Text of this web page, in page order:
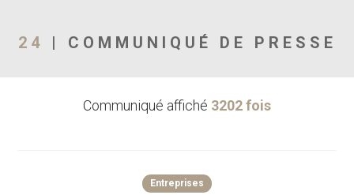
Communiqués de
24 | COMMUNIQUÉ DE PRESSE
Communiqué affiché 3202 fois
Entreprises